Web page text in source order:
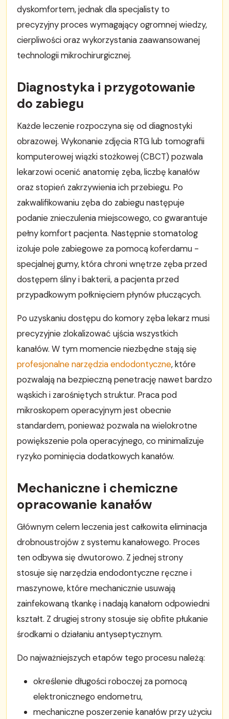
dyskomfortem, jednak dla specjalisty to
precyzyjny proces wymagający ogromnej wiedzy,
cierpliwości oraz wykorzystania zaawansowanej
technologii mikrochirurgicznej.
Diagnostyka i przygotowanie
do zabiegu
Każde leczenie rozpoczyna się od diagnostyki
obrazowej. Wykonanie zdjęcia RTG lub tomografii
komputerowej wiązki stożkowej (CBCT) pozwala
lekarzowi ocenić anatomię zęba, liczbę kanałów
oraz stopień zakrzywienia ich przebiegu. Po
zakwalifikowaniu zęba do zabiegu następuje
podanie znieczulenia miejscowego, co gwarantuje
pełny komfort pacjenta. Następnie stomatolog
izoluje pole zabiegowe za pomocą koferdamu -
specjalnej gumy, która chroni wnętrze zęba przed
dostępem śliny i bakterii, a pacjenta przed
przypadkowym połknięciem płynów płuczących.
Po uzyskaniu dostępu do komory zęba lekarz musi
precyzyjnie zlokalizować ujścia wszystkich
kanałów. W tym momencie niezbędne stają się
profesjonalne narzędzia endodontyczne, które
pozwalają na bezpieczną penetrację nawet bardzo
wąskich i zarośniętych struktur. Praca pod
mikroskopem operacyjnym jest obecnie
standardem, ponieważ pozwala na wielokrotne
powiększenie pola operacyjnego, co minimalizuje
ryzyko pominięcia dodatkowych kanałów.
Mechaniczne i chemiczne
opracowanie kanałów
Głównym celem leczenia jest całkowita eliminacja
drobnoustrojów z systemu kanałowego. Proces
ten odbywa się dwutorowo. Z jednej strony
stosuje się narzędzia endodontyczne ręczne i
maszynowe, które mechanicznie usuwają
zainfekowaną tkankę i nadają kanałom odpowiedni
kształt. Z drugiej strony stosuje się obfite płukanie
środkami o działaniu antyseptycznym.
Do najważniejszych etapów tego procesu należą:
określenie długości roboczej za pomocą
elektronicznego endometru,
mechaniczne poszerzenie kanałów przy użyciu